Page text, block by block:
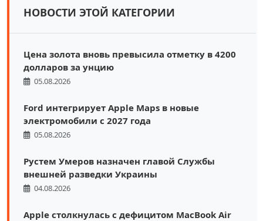
НОВОСТИ ЭТОЙ КАТЕГОРИИ
Цена золота вновь превысила отметку в 4200
долларов за унцию
05.08.2026
Ford интегрирует Apple Maps в новые
электромобили с 2027 года
05.08.2026
Рустем Умеров назначен главой Службы
внешней разведки Украины
04.08.2026
Apple столкнулась с дефицитом MacBook Air